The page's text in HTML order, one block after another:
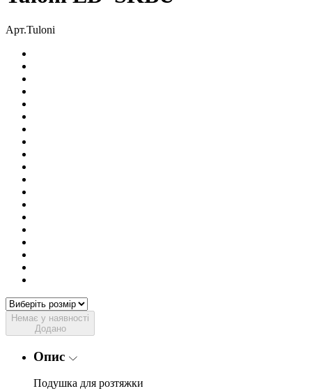
Арт.Tuloni
Немає у наявності
Додано
Опис
Подушка для розтяжки